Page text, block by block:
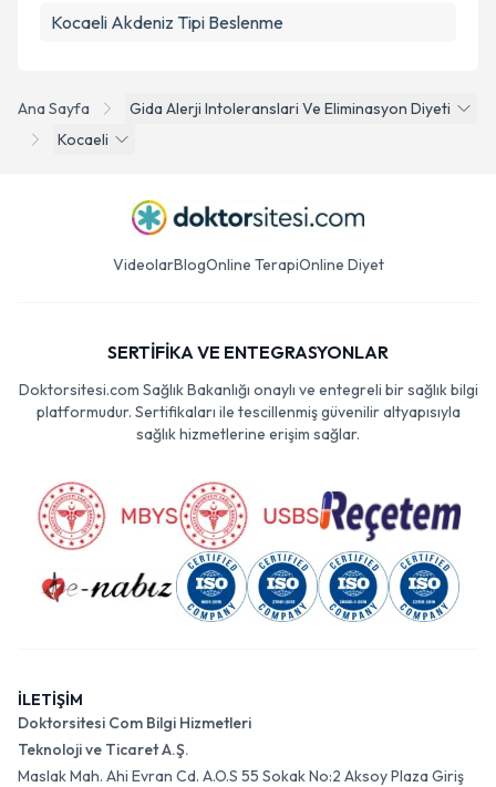
Ana Sayfa
Gida Alerji Intoleranslari Ve Eliminasyon Diyeti
Kocaeli
Kocaeli Akdeniz Tipi Beslenme
VideolarBlogOnline TerapiOnline Diyet
SERTİFİKA VE ENTEGRASYONLAR
Doktorsitesi.com Sağlık Bakanlığı onaylı ve entegreli bir sağlık bilgi
platformudur. Sertifikaları ile tescillenmiş güvenilir altyapısıyla
sağlık hizmetlerine erişim sağlar.
İLETİŞİM
Doktorsitesi Com Bilgi Hizmetleri
Teknoloji ve Ticaret A.Ş.
Maslak Mah. Ahi Evran Cd. A.O.S 55 Sokak No:2 Aksoy Plaza Giriş